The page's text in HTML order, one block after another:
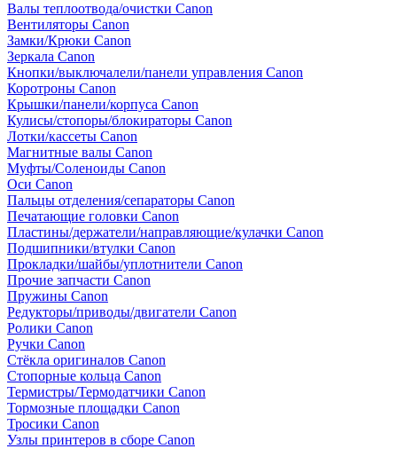
Валы теплоотвода/очистки Canon
Вентиляторы Canon
Замки/Крюки Canon
Зеркала Canon
Кнопки/выключалели/панели управления Canon
Коротроны Canon
Крышки/панели/корпуса Canon
Кулисы/стопоры/блокираторы Canon
Лотки/кассеты Canon
Магнитные валы Canon
Муфты/Соленоиды Canon
Оси Canon
Пальцы отделения/сепараторы Canon
Печатающие головки Canon
Пластины/держатели/направляющие/кулачки Canon
Подшипники/втулки Canon
Прокладки/шайбы/уплотнители Canon
Прочие запчасти Canon
Пружины Canon
Редукторы/приводы/двигатели Canon
Ролики Canon
Ручки Canon
Стёкла оригиналов Canon
Стопорные кольца Canon
Термистры/Термодатчики Canon
Тормозные площадки Canon
Тросики Canon
Узлы принтеров в сборе Canon